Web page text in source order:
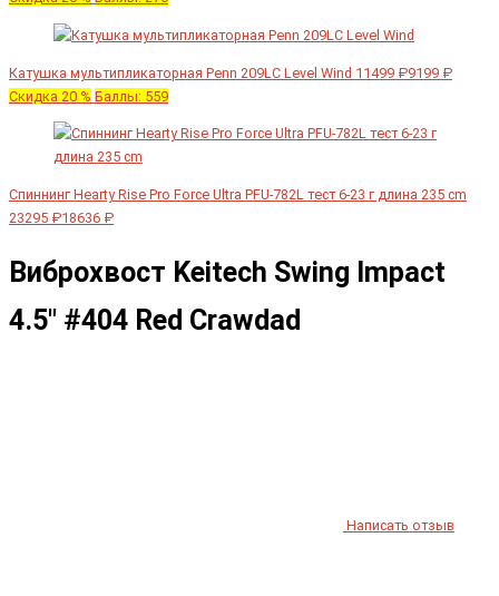
Катушка мультипликаторная Penn 209LC Level Wind 11499 ₽9199 ₽
Скидка 20 % Баллы: 559
Спиннинг Hearty Rise Pro Force Ultra PFU-782L тест 6-23 г длина 235 cm
23295 ₽18636 ₽
Виброхвост Keitech Swing Impact
4.5" #404 Red Crawdad
Написать отзыв